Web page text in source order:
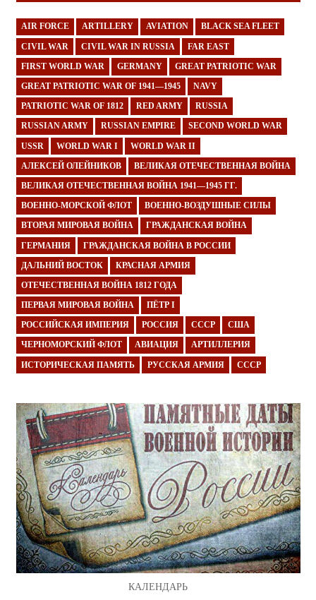
AIR FORCE ARTILLERY AVIATION BLACK SEA FLEET
CIVIL WAR CIVIL WAR IN RUSSIA FAR EAST
FIRST WORLD WAR GERMANY GREAT PATRIOTIC WAR
GREAT PATRIOTIC WAR OF 1941—1945 NAVY
PATRIOTIC WAR OF 1812 RED ARMY RUSSIA
RUSSIAN ARMY RUSSIAN EMPIRE SECOND WORLD WAR
USSR WORLD WAR I WORLD WAR II
АЛЕКСЕЙ ОЛЕЙНИКОВ ВЕЛИКАЯ ОТЕЧЕСТВЕННАЯ ВОЙНА
ВЕЛИКАЯ ОТЕЧЕСТВЕННАЯ ВОЙНА 1941—1945 ГГ.
ВОЕННО-МОРСКОЙ ФЛОТ ВОЕННО-ВОЗДУШНЫЕ СИЛЫ
ВТОРАЯ МИРОВАЯ ВОЙНА ГРАЖДАНСКАЯ ВОЙНА
ГЕРМАНИЯ ГРАЖДАНСКАЯ ВОЙНА В РОССИИ
ДАЛЬНИЙ ВОСТОК КРАСНАЯ АРМИЯ
ОТЕЧЕСТВЕННАЯ ВОЙНА 1812 ГОДА
ПЕРВАЯ МИРОВАЯ ВОЙНА ПЁТР I
РОССИЙСКАЯ ИМПЕРИЯ РОССИЯ СССР США
ЧЕРНОМОРСКИЙ ФЛОТ АВИАЦИЯ АРТИЛЛЕРИЯ
ИСТОРИЧЕСКАЯ ПАМЯТЬ РУССКАЯ АРМИЯ СССР
КАЛЕНДАРЬ